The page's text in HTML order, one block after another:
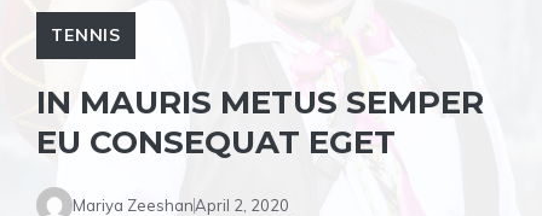
TENNIS
IN MAURIS METUS SEMPER
EU CONSEQUAT EGET
Mariya ZeeshanApril 2, 2020